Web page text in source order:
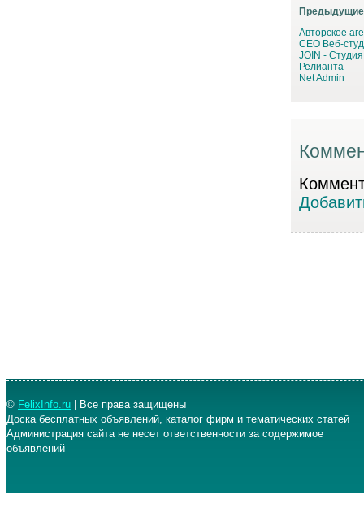
Авторское
СЕО Веб-
JOIN -
Релианта
Net Admin
© FelixInfo.ru | Все права защищены
Доска бесплатных объявлений, каталог фирм и тематических статей
Администрация сайта не несет ответственности за содержимое
объявлений